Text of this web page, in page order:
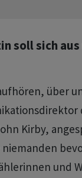
soll sich aus
über
Kirby,
niemanden
und